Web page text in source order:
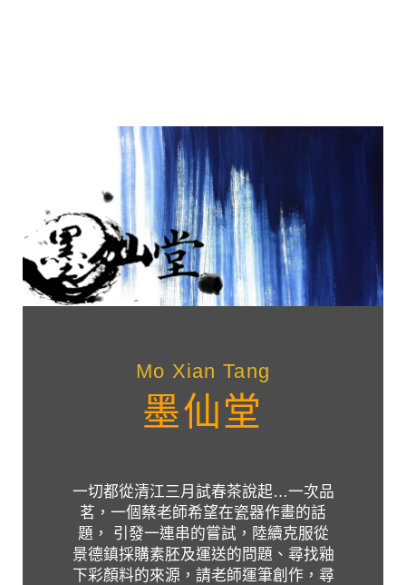
Mo Xian Tang
墨仙堂
一切都從清江三月試春茶說起…一次品
茗，一個蔡老師希望在瓷器作畫的話
題， 引發一連串的嘗試，陸續克服從
景德鎮採購素胚及運送的問題、尋找釉
下彩顏料的來源，請老師運筆創作，尋